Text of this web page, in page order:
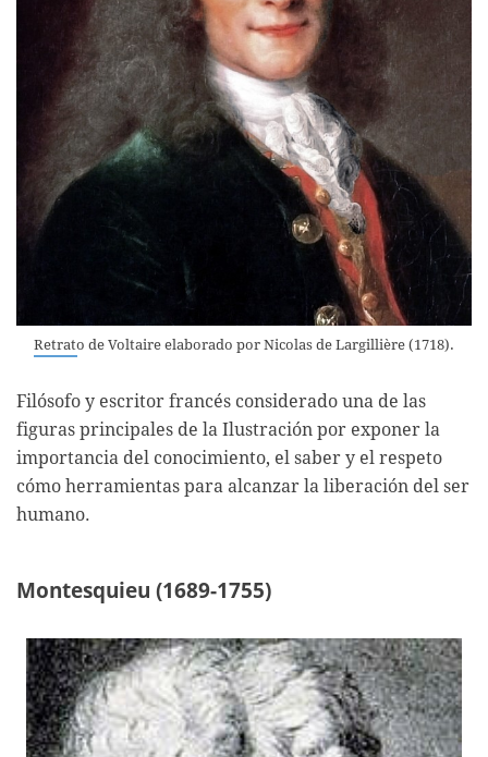
Retrato de Voltaire elaborado por Nicolas de Largillière (1718).
Filósofo y escritor francés considerado una de las
figuras principales de la Ilustración por exponer la
importancia del conocimiento, el saber y el respeto
cómo herramientas para alcanzar la liberación del ser
humano.
Montesquieu (1689-1755)